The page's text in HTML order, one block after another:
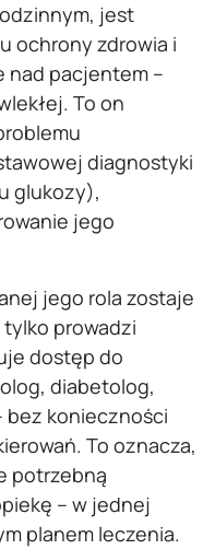
jest
ochrony zdrowia i
nad pacjentem –
To on
diagnostyki
glukozy),
jego
jego rola zostaje
tylko prowadzi
dostęp do
diabetolog,
konieczności
To oznacza,
potrzebną
– w jednej
planem leczenia.